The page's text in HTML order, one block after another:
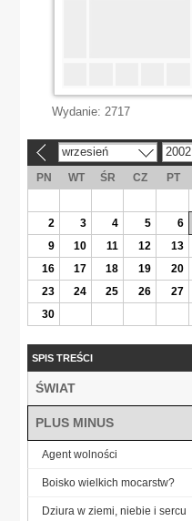
Wydanie: 2717
wrzesień 2002
PN WT ŚR CZ PT
2
3 4 5 6
9
10 11 12 13
16
17 18 19 20
23
24 25 26 27
30
SPIS TREŚCI
ŚWIAT
PLUS MINUS
Agent wolności
Boisko wielkich mocarstw?
Dziura w ziemi, niebie i sercu